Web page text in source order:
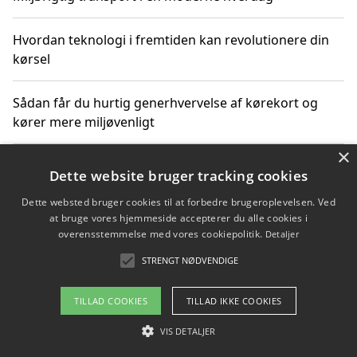
Hvordan teknologi i fremtiden kan revolutionere din
kørsel
Sådan får du hurtig generhvervelse af kørekort og
kører mere miljøvenligt
Gentofte
Copyright 2026 - Pilanto Aps
×
Dette website bruger tracking cookies
Dette websted bruger cookies til at forbedre brugeroplevelsen. Ved
at bruge vores hjemmeside accepterer du alle cookies i
overensstemmelse med vores cookiepolitik. Detaljer
STRENGT NØDVENDIGE
TILLAD COOKIES TILLAD IKKE COOKIES
VIS DETALJER